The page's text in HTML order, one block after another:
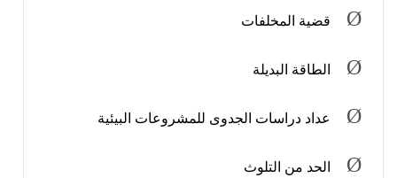
Ø قضية المخلفات
Ø الطاقة البديلة
Ø عداد دراسات الجدوى للمشروعات البيئية
Ø الحد من التلوث